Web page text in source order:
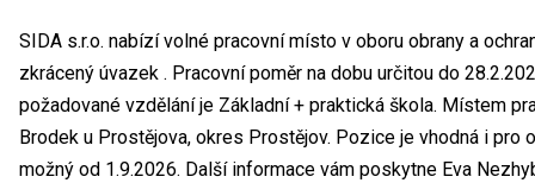
SIDA s.r.o. nabízí volné pracovní místo v oboru obrany a
zkrácený úvazek . Pracovní poměr na dobu určitou do
požadované vzdělání je Základní + praktická škola. Místem
Brodek u Prostějova, okres Prostějov. Pozice je vhodná i
možný od 1.9.2026. Další informace vám poskytne Eva